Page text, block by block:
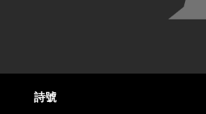
詩號